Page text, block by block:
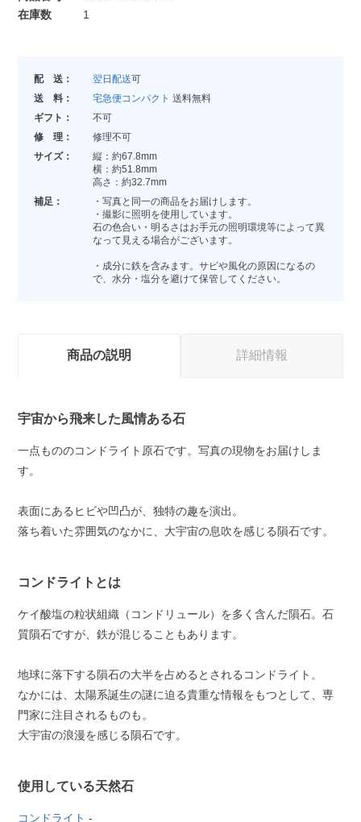
在庫数
1
配 送： 翌日配送可
送 料：
宅急便コンパクト 送料無料
ギフト：
不可
修 理：
修理不可
サイズ：
縦：約67.8mm
横：約51.8mm
高さ：約32.7mm
補足：
・写真と同一の商品をお届けします。
・撮影に照明を使用しています。
石の色合い・明るさはお手元の照明環境等によって異
なって見える場合がございます。
・成分に鉄を含みます。サビや風化の原因になるの
で、水分・塩分を避けて保管してください。
商品の説明 詳細情報
宇宙から飛来した風情ある石
一点もののコンドライト原石です。写真の現物をお届けしま
す。
表面にあるヒビや凹凸が、独特の趣を演出。
落ち着いた雰囲気のなかに、大宇宙の息吹を感じる隕石です。
コンドライトとは
ケイ酸塩の粒状組織（コンドリュール）を多く含んだ隕石。石
質隕石ですが、鉄が混じることもあります。
地球に落下する隕石の大半を占めるとされるコンドライト。
なかには、太陽系誕生の謎に迫る貴重な情報をもつとして、専
門家に注目されるものも。
大宇宙の浪漫を感じる隕石です。
使用している天然石
コンドライト -